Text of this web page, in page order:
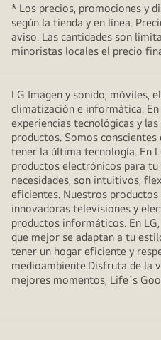
* Los precios, promociones y
según la tienda y en línea.
aviso. Las cantidades son
minoristas locales el precio
LG Imagen y sonido, móviles,
climatización e informática. En
experiencias tecnológicas y
productos. Somos
tener la última tecnología. En
productos electrónicos para
necesidades, son intuitivos,
eficientes. Nuestros productos
innovadoras televisiones y
productos informáticos. En
que mejor se adaptan a tu
tener un hogar eficiente y
medioambiente.Disfruta de la
mejores momentos, Life´s